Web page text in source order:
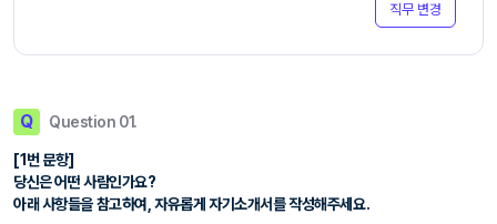
직무 변경
Q Question 01.
[1번 문항]
당신은 어떤 사람인가요?
아래 사항들을 참고하여, 자유롭게 자기소개서를 작성해주세요.